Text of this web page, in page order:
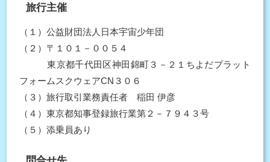
旅行主催
（１）公益財団法人日本宇宙少年団
（２）〒１０１－００５４
東京都千代田区神田錦町３－２１ちよだプラット
フォームスクウェアCN３０６
（３）旅行取引業務責任者 稲田 伊彦
（４）東京都知事登録旅行業第２－７９４３号
（５）添乗員あり